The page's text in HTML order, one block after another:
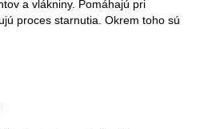
a vlákniny. Pomáhajú pri
proces starnutia. Okrem toho sú